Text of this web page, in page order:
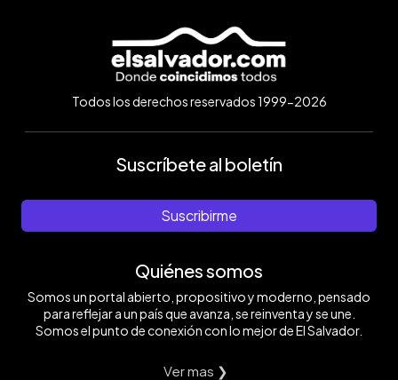
Todos los derechos reservados 1999-2026
Suscríbete al boletín
Suscribirme
Quiénes somos
Somos un portal abierto, propositivo y moderno, pensado
para reflejar a un país que avanza, se reinventa y se une.
Somos el punto de conexión con lo mejor de El Salvador.
Ver mas ❯